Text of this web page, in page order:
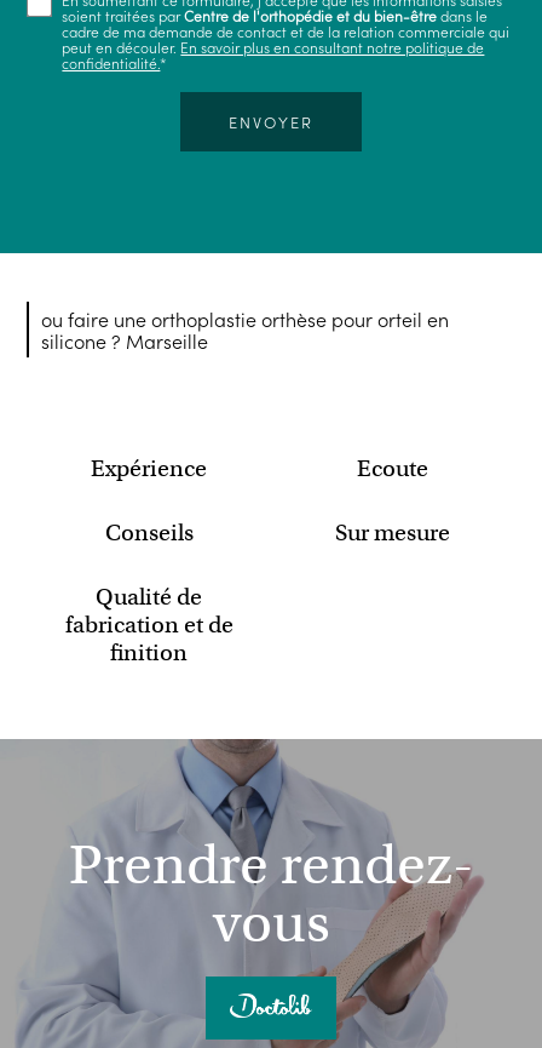
soient traitées parCentre de l'orthopédie et du bien-êtredans le
cadre de ma demande de contact et de la relation commerciale qui
peut en découler. En savoir plus en consultant notre politique de
confidentialité.*
ou faire une orthoplastie orthèse pour orteil en
silicone ? Marseille
Expérience Ecoute
Conseils Sur mesure
Qualité de
fabrication et de
finition
Prendre rendez-
vous